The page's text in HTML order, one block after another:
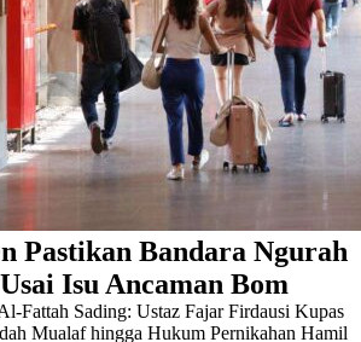
Pastikan Bandara Ngurah
Isu Ancaman Bom